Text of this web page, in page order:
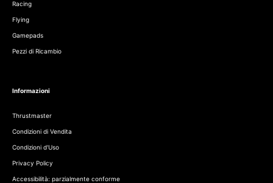
Racing
Flying
Gamepads
Pezzi di Ricambio
Informazioni
Thrustmaster
Condizioni di Vendita
Condizioni d'Uso
Privacy Policy
Accessibilità: parzialmente conforme